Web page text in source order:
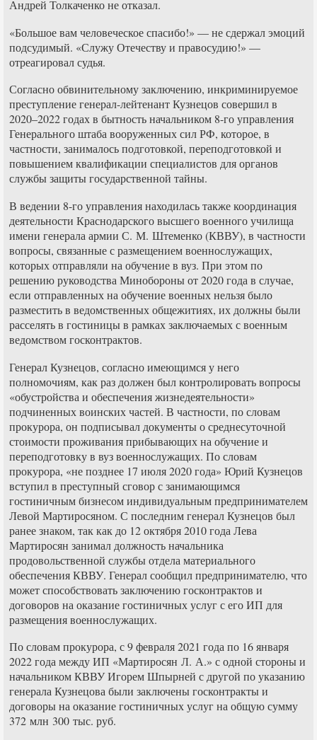
Андрей Толкаченко не отказал.
«Большое вам человеческое спасибо!» — не сдержал эмоций
подсудимый. «Служу Отечеству и правосудию!» —
отреагировал судья.
Согласно обвинительному заключению, инкриминируемое
преступление генерал-лейтенант Кузнецов совершил в
2020–2022 годах в бытность начальником 8-го управления
Генерального штаба вооруженных сил РФ, которое, в
частности, занималось подготовкой, переподготовкой и
повышением квалификации специалистов для органов
службы защиты государственной тайны.
В ведении 8-го управления находилась также координация
деятельности Краснодарского высшего военного училища
имени генерала армии С. М. Штеменко (КВВУ), в частности
вопросы, связанные с размещением военнослужащих,
которых отправляли на обучение в вуз. При этом по
решению руководства Минобороны от 2020 года в случае,
если отправленных на обучение военных нельзя было
разместить в ведомственных общежитиях, их должны были
расселять в гостиницы в рамках заключаемых с военным
ведомством госконтрактов.
Генерал Кузнецов, согласно имеющимся у него
полномочиям, как раз должен был контролировать вопросы
«обустройства и обеспечения жизнедеятельности»
подчиненных воинских частей. В частности, по словам
прокурора, он подписывал документы о среднесуточной
стоимости проживания прибывающих на обучение и
переподготовку в вуз военнослужащих. По словам
прокурора, «не позднее 17 июля 2020 года» Юрий Кузнецов
вступил в преступный сговор с занимающимся
гостиничным бизнесом индивидуальным предпринимателем
Левой Мартиросяном. С последним генерал Кузнецов был
ранее знаком, так как до 12 октября 2010 года Лева
Мартиросян занимал должность начальника
продовольственной службы отдела материального
обеспечения КВВУ. Генерал сообщил предпринимателю, что
может способствовать заключению госконтрактов и
договоров на оказание гостиничных услуг с его ИП для
размещения военнослужащих.
По словам прокурора, с 9 февраля 2021 года по 16 января
2022 года между ИП «Мартиросян Л. А.» с одной стороны и
начальником КВВУ Игорем Шпырней с другой по указанию
генерала Кузнецова были заключены госконтракты и
договоры на оказание гостиничных услуг на общую сумму
372 млн 300 тыс. руб.